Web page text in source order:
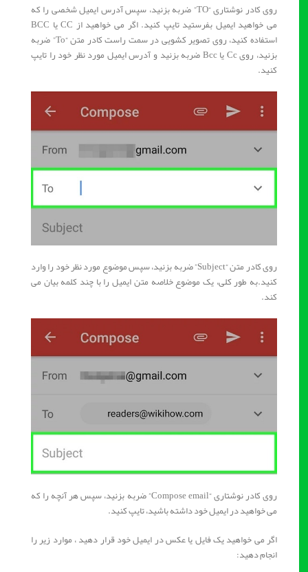
روی کادر نوشتاری “TO” ضربه بزنید، سپس آدرس ایمیل شخصی را که
می خواهید ایمیل بفرستید تایپ کنید. اگر می خواهید از CC یا BCC
استفاده کنید، روی تصویر کشویی در سمت راست کادر متن “To” ضربه
بزنید، روی Cc یا Bcc ضربه بزنید و آدرس ایمیل مورد نظر خود را تایپ
کنید.
روی کادر متن “Subject” ضربه بزنید، سپس موضوع مورد نظر خود را وارد
کنید.به طور کلی، یک موضوع خلاصه متن ایمیل را با چند کلمه بیان می
کند.
روی کادر نوشتاری “Compose email” ضربه بزنید، سپس هر آنچه را که
می خواهید در ایمیل خود داشته باشید، تایپ کنید.
اگر می خواهید یک فایل یا عکس در ایمیل خود قرار دهید ، موارد زیر را
انجام دهید: